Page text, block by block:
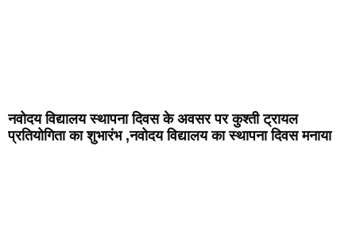
नवोदय विद्यालय स्थापना दिवस के अवसर पर कुश्ती ट्रायल
प्रतियोगिता का शुभारंभ ,नवोदय विद्यालय का स्थापना दिवस मनाया